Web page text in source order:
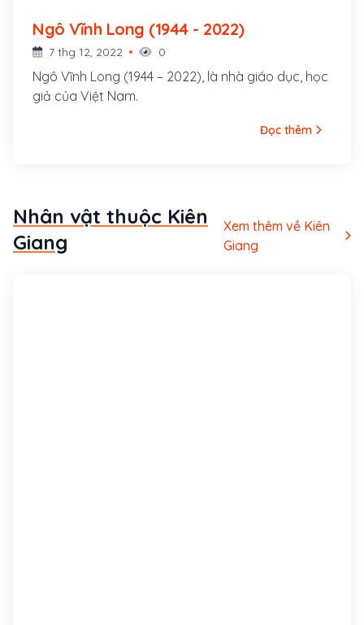
Ngô Vĩnh Long (1944 - 2022)
7 thg 12, 2022 0
Ngô Vĩnh Long (1944 – 2022), là nhà giáo dục, học
giả của Việt Nam.
Đọc thêm
Nhân vật thuộc Kiên
Giang
Xem thêm về Kiên
Giang